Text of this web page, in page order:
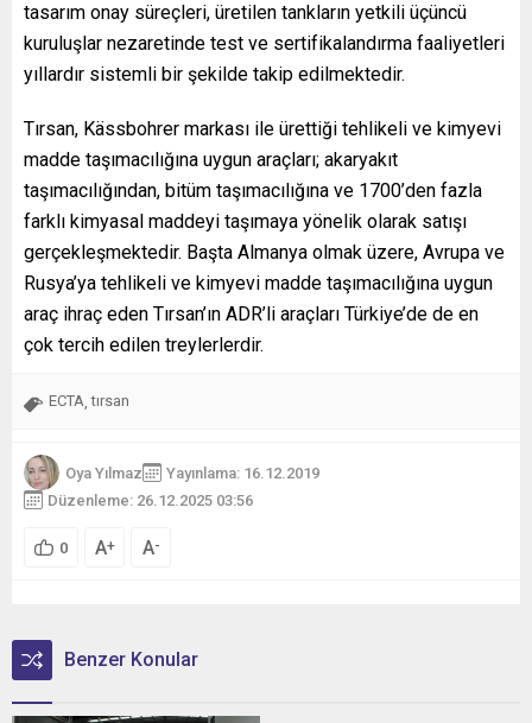
tasarım onay süreçleri, üretilen tankların yetkili üçüncü
kuruluşlar nezaretinde test ve sertifikalandırma faaliyetleri
yıllardır sistemli bir şekilde takip edilmektedir.
Tırsan, Kässbohrer markası ile ürettiği tehlikeli ve kimyevi
madde taşımacılığına uygun araçları; akaryakıt
taşımacılığından, bitüm taşımacılığına ve 1700’den fazla
farklı kimyasal maddeyi taşımaya yönelik olarak satışı
gerçekleşmektedir. Başta Almanya olmak üzere, Avrupa ve
Rusya’ya tehlikeli ve kimyevi madde taşımacılığına uygun
araç ihraç eden Tırsan’ın ADR’li araçları Türkiye’de de en
çok tercih edilen treylerlerdir.
ECTA,tırsan
Oya Yılmaz
Yayınlama: 16.12.2019
Düzenleme: 26.12.2025 03:56
0 A+ A-
Benzer Konular